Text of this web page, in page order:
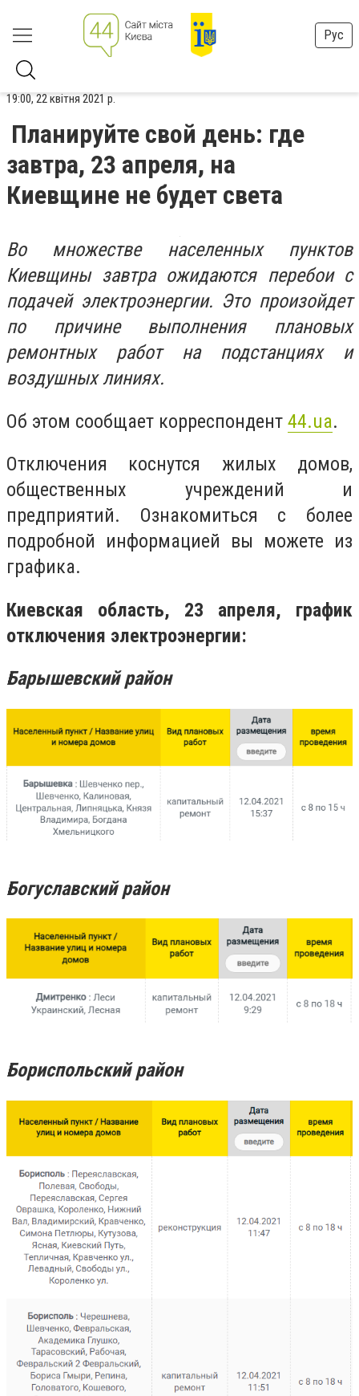
Рус
19:00, 22 квітня 2021 р.
Планируйте свой день: где
завтра, 23 апреля, на
Киевщине не будет света
Во множестве населенных пунктов
Киевщины завтра ожидаются перебои с
подачей электроэнергии. Это произойдет
по причине выполнения плановых
ремонтных работ на подстанциях и
воздушных линиях.
Об этом сообщает корреспондент 44.ua.
Отключения коснутся жилых домов,
общественных учреждений и
предприятий. Ознакомиться с более
подробной информацией вы можете из
графика.
Киевская область, 23 апреля, график
отключения электроэнергии:
Барышевский район
Богуславский район
Бориспольский район